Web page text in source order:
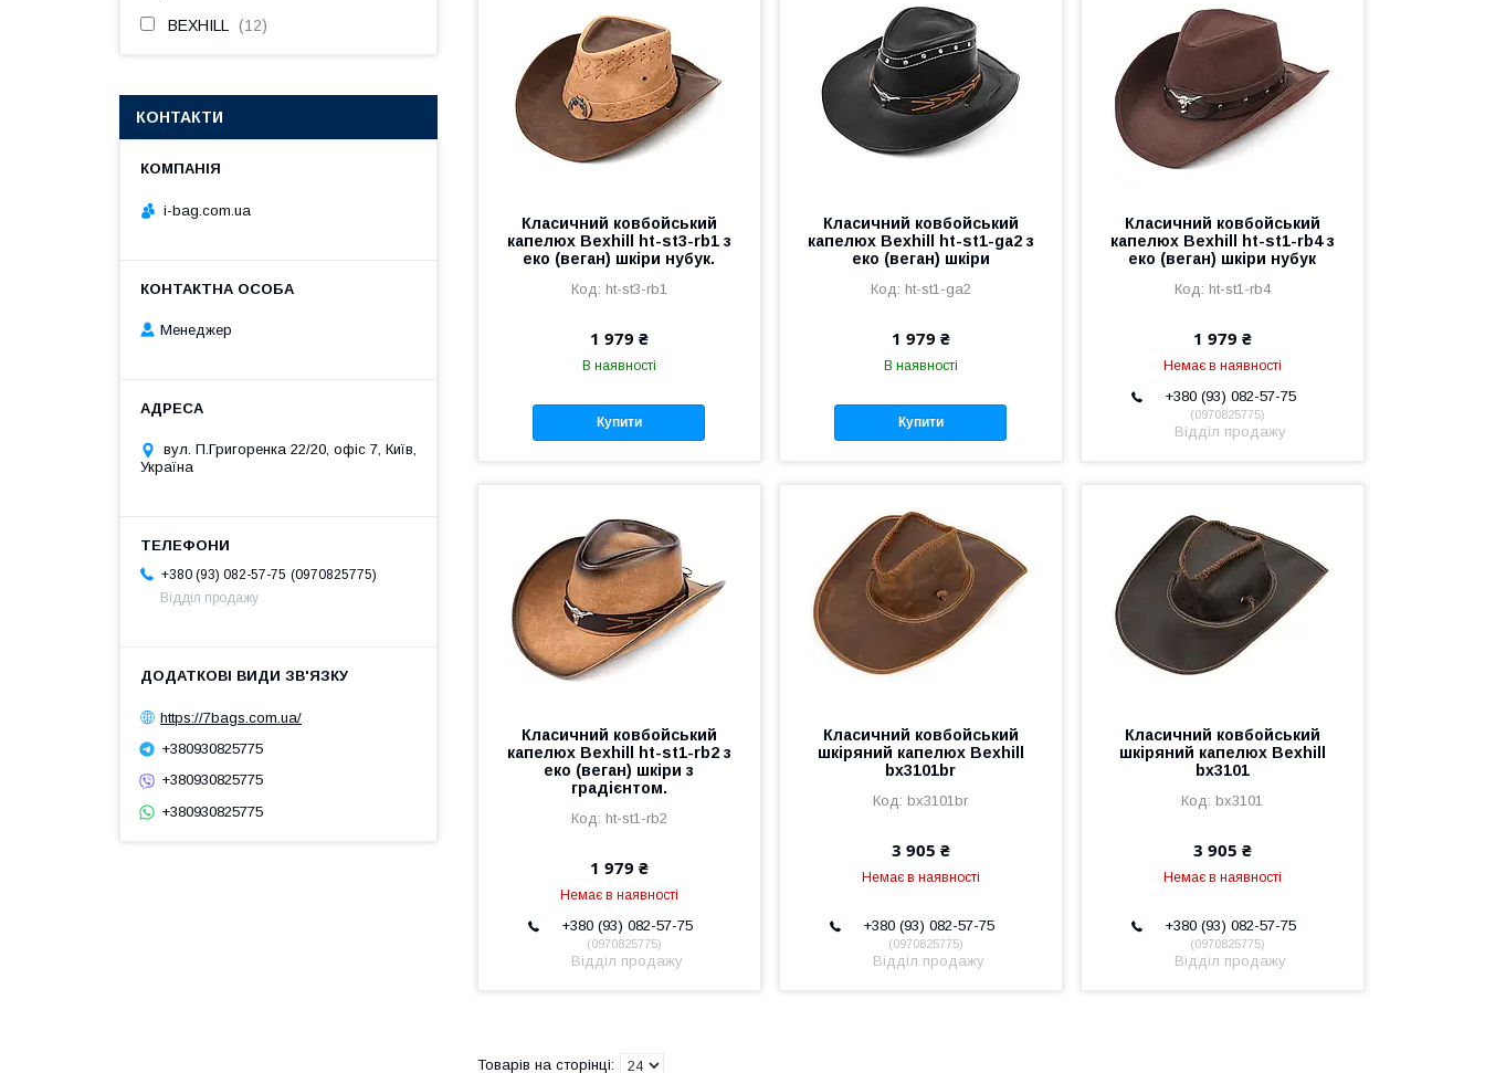
Класичний ковбойський
капелюх Bexhill ht-st3-rb1 з
еко (веган) шкіри нубук.
ht-st3-rb1
1 979 ₴
В наявності
Купити
Класичний ковбойський
капелюх Bexhill ht-st1-ga2 з
еко (веган) шкіри
ht-st1-ga2
1 979 ₴
В наявності
Купити
Класичний ковбойський
капелюх Bexhill ht-st1-rb4 з
еко (веган) шкіри нубук
ht-st1-rb4
1 979 ₴
Немає в наявності
+380 (93) 082-57-75
0970825775
Відділ продажу
Класичний ковбойський
капелюх Bexhill ht-st1-rb2 з
еко (веган) шкіри з
градієнтом.
ht-st1-rb2
1 979 ₴
Немає в наявності
+380 (93) 082-57-75
0970825775
Відділ продажу
Класичний ковбойський
шкіряний капелюх Bexhill
bx3101br
bx3101br
3 905 ₴
Немає в наявності
+380 (93) 082-57-75
0970825775
Відділ продажу
Класичний ковбойський
шкіряний капелюх Bexhill
bx3101
bx3101
3 905 ₴
Немає в наявності
+380 (93) 082-57-75
0970825775
Відділ продажу
BEXHILL 12
КОНТАКТИ
i-bag.com.ua
Менеджер
вул. П.Григоренка 22/20, офіс 7, Київ,
Україна
+380 (93) 082-57-75
0970825775
Відділ продажу
https://7bags.com.ua/
+380930825775
+380930825775
+380930825775